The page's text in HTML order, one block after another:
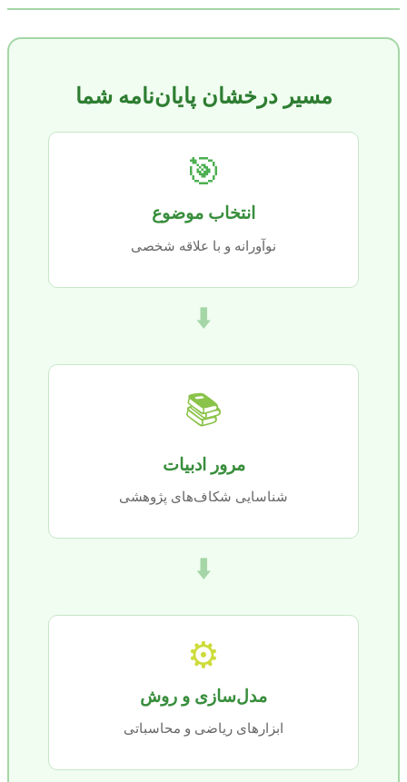
مسیر درخشان پایان‌نامه شما
🎯
انتخاب موضوع
نوآورانه و با علاقه شخصی
⬇️
📚
مرور ادبیات
شناسایی شکاف‌های پژوهشی
⬇️
⚙️
مدل‌سازی و روش
ابزارهای ریاضی و محاسباتی